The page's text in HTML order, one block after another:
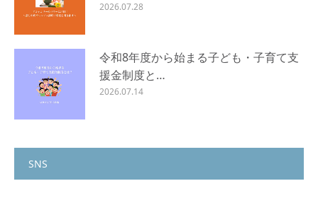
2026.07.28
令和8年度から始まる子ども・子育て支
援金制度と…
2026.07.14
SNS